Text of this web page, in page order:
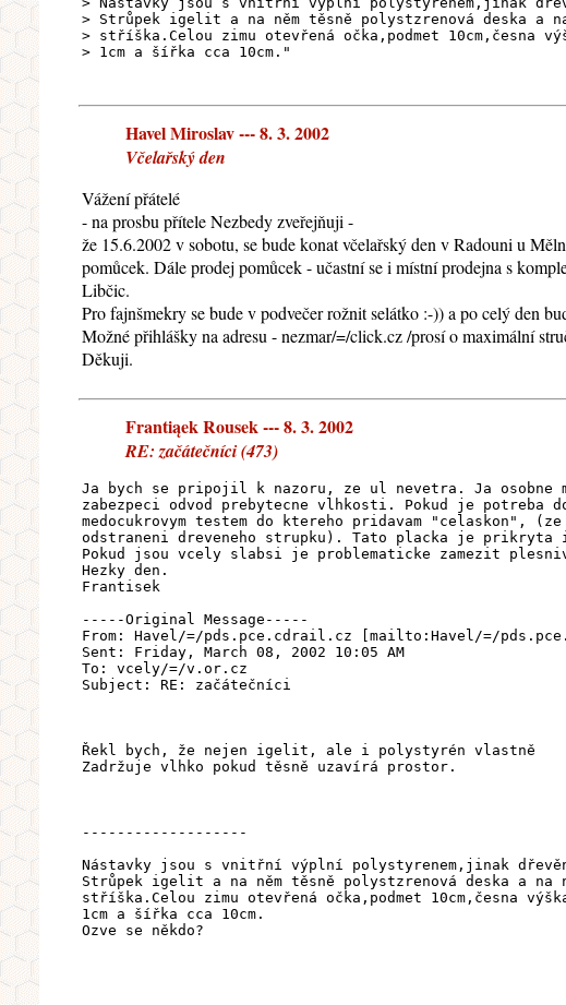
> Strůpek igelit a na něm těsně polystzrenová deska a
> stříška.Celou zimu otevřená očka,podmet 10cm,česna
> 1cm a šířka cca 10cm."
Havel Miroslav --- 8. 3. 2002
Včelařský den
Vážení přátelé
- na prosbu přítele Nezbedy zveřejňuji -
že 15.6.2002 v sobotu, se bude konat včelařský den v Radouni u
pomůcek. Dále prodej pomůcek - učastní se i místní prodejna s
Libčic.
Pro fajnšmekry se bude v podvečer rožnit selátko :-)) a po celý den
Možné přihlášky na adresu - nezmar/=/click.cz /prosí o maximální
Děkuji.
Frantiąek Rousek --- 8. 3. 2002
RE: začátečníci (473)
Ja bych se pripojil k nazoru, ze ul nevetra. Ja osobne
zabezpeci odvod prebytecne vlhkosti. Pokud je potreba
medocukrovym testem do ktereho pridavam "celaskon",
odstraneni dreveneho strupku). Tato placka je
Pokud jsou vcely slabsi je problematicke zamezit
Hezky den.
Frantisek
-----Original Message-----
From: Havel/=/pds.pce.cdrail.cz [mailto:Havel/=/
Sent: Friday, March 08, 2002 10:05 AM
To: vcely/=/v.or.cz
Subject: RE: začátečníci
Řekl bych, že nejen igelit, ale i polystyrén vlastně
Zadržuje vlhko pokud těsně uzavírá prostor.
-------------------
Nástavky jsou s vnitřní výplní polystyrenem,jinak
Strůpek igelit a na něm těsně polystzrenová deska a na
stříška.Celou zimu otevřená očka,podmet 10cm,česna
1cm a šířka cca 10cm.
Ozve se někdo?